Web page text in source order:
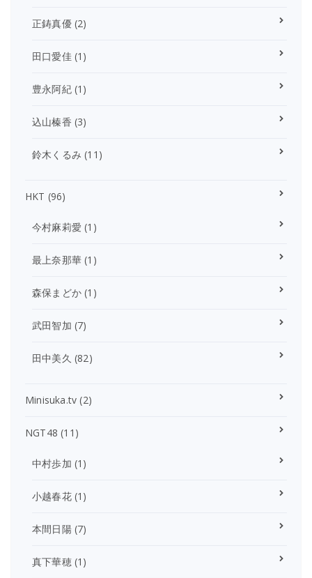
正鋳真優(2)
田口愛佳(1)
豊永阿紀(1)
込山榛香 (3)
鈴木くるみ (11)
HKT (96)
今村麻莉愛 (1)
最上奈那華 (1)
森保まどか (1)
武田智加 (7)
田中美久 (82)
Minisuka.tv (2)
NGT48 (11)
中村歩加 (1)
小越春花(1)
本間日陽(7)
真下華穂(1)